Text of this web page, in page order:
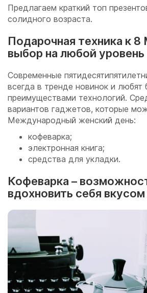
Предлагаем краткий топ
солидного возраста.
Подарочная техника к 8
выбор на любой
Современные
всегда в тренде новинок и любят
преимуществами технологий.
вариантов гаджетов, которые
Международный женский день:
кофеварка;
электронная книга;
средства для укладки.
Кофеварка –
вдохновить себя вкусом